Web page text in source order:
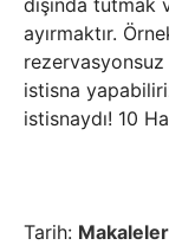
dışında
ayırmaktır.
istisna
istisnaydı! 10
Tarih: Makaleler